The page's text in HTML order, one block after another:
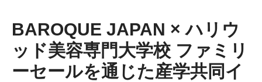
BAROQUE JAPAN × ハリウ
ッド美容専門大学校 ファミリ
ーセールを通じた産学共同イ